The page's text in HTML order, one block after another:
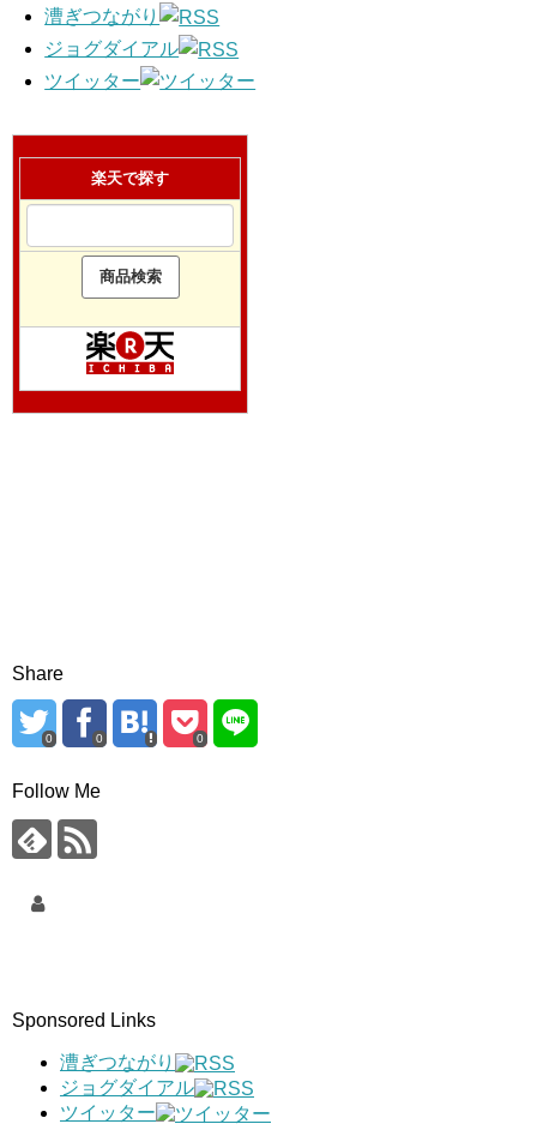
漕ぎつながり
ジョグダイアル
ツイッター
楽天で探す
Share
0 0 0
Follow Me
Sponsored Links
漕ぎつながり
ジョグダイアル
ツイッター